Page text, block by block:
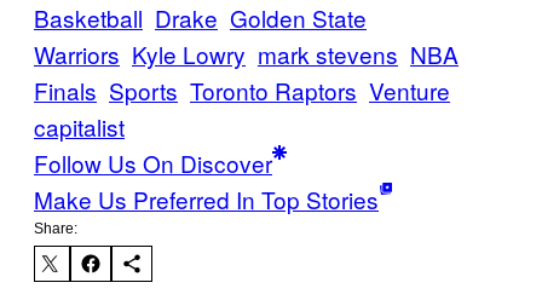
Basketball Drake Golden State
Warriors Kyle Lowry mark stevens NBA
Finals Sports Toronto Raptors Venture
capitalist
Follow Us On Discover
Make Us Preferred In Top Stories
Share: